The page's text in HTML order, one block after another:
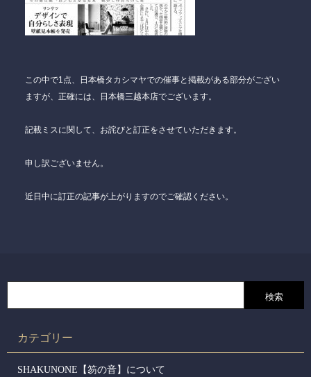
この中で1点、日本橋タカシマヤでの催事と掲載がある部分がござい
ますが、正確には、日本橋三越本店でございます。
記載ミスに関して、お詫びと訂正をさせていただきます。
申し訳ございません。
近日中に訂正の記事が上がりますのでご確認ください。
カテゴリー
SHAKUNONE【笏の音】について